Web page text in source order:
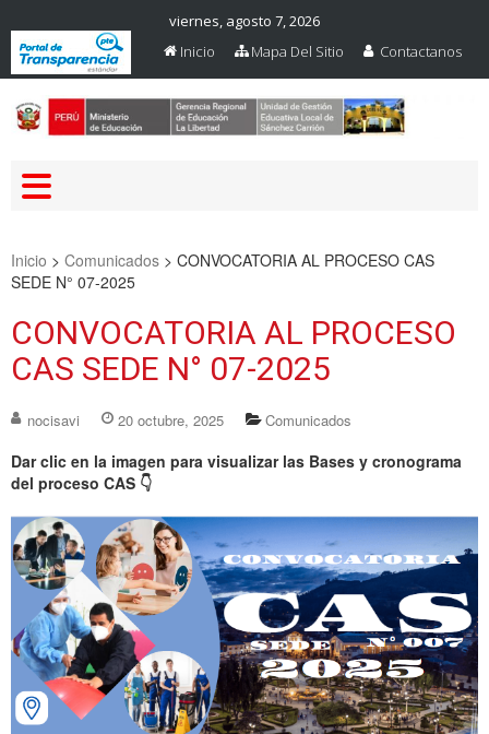
viernes, agosto 7, 2026
Inicio
Mapa Del Sitio Contactanos
Inicio > Comunicados > CONVOCATORIA AL PROCESO CAS
SEDE N° 07-2025
CONVOCATORIA AL PROCESO
CAS SEDE N° 07-2025
nocisavi 20 octubre, 2025 Comunicados
Dar clic en la imagen para visualizar las Bases y cronograma
del proceso CAS 👇